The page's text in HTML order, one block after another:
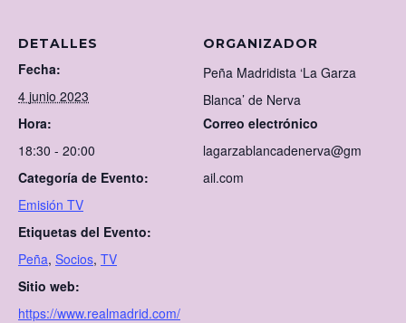
DETALLES
Fecha:
4 junio 2023
Hora:
18:30 - 20:00
Categoría de Evento:
Emisión TV
Etiquetas del Evento:
Peña, Socios, TV
Sitio web:
https://www.realmadrid.com/
ORGANIZADOR
Peña Madridista ‘La Garza
Blanca’ de Nerva
Correo electrónico
lagarzablancadenerva@gm
ail.com